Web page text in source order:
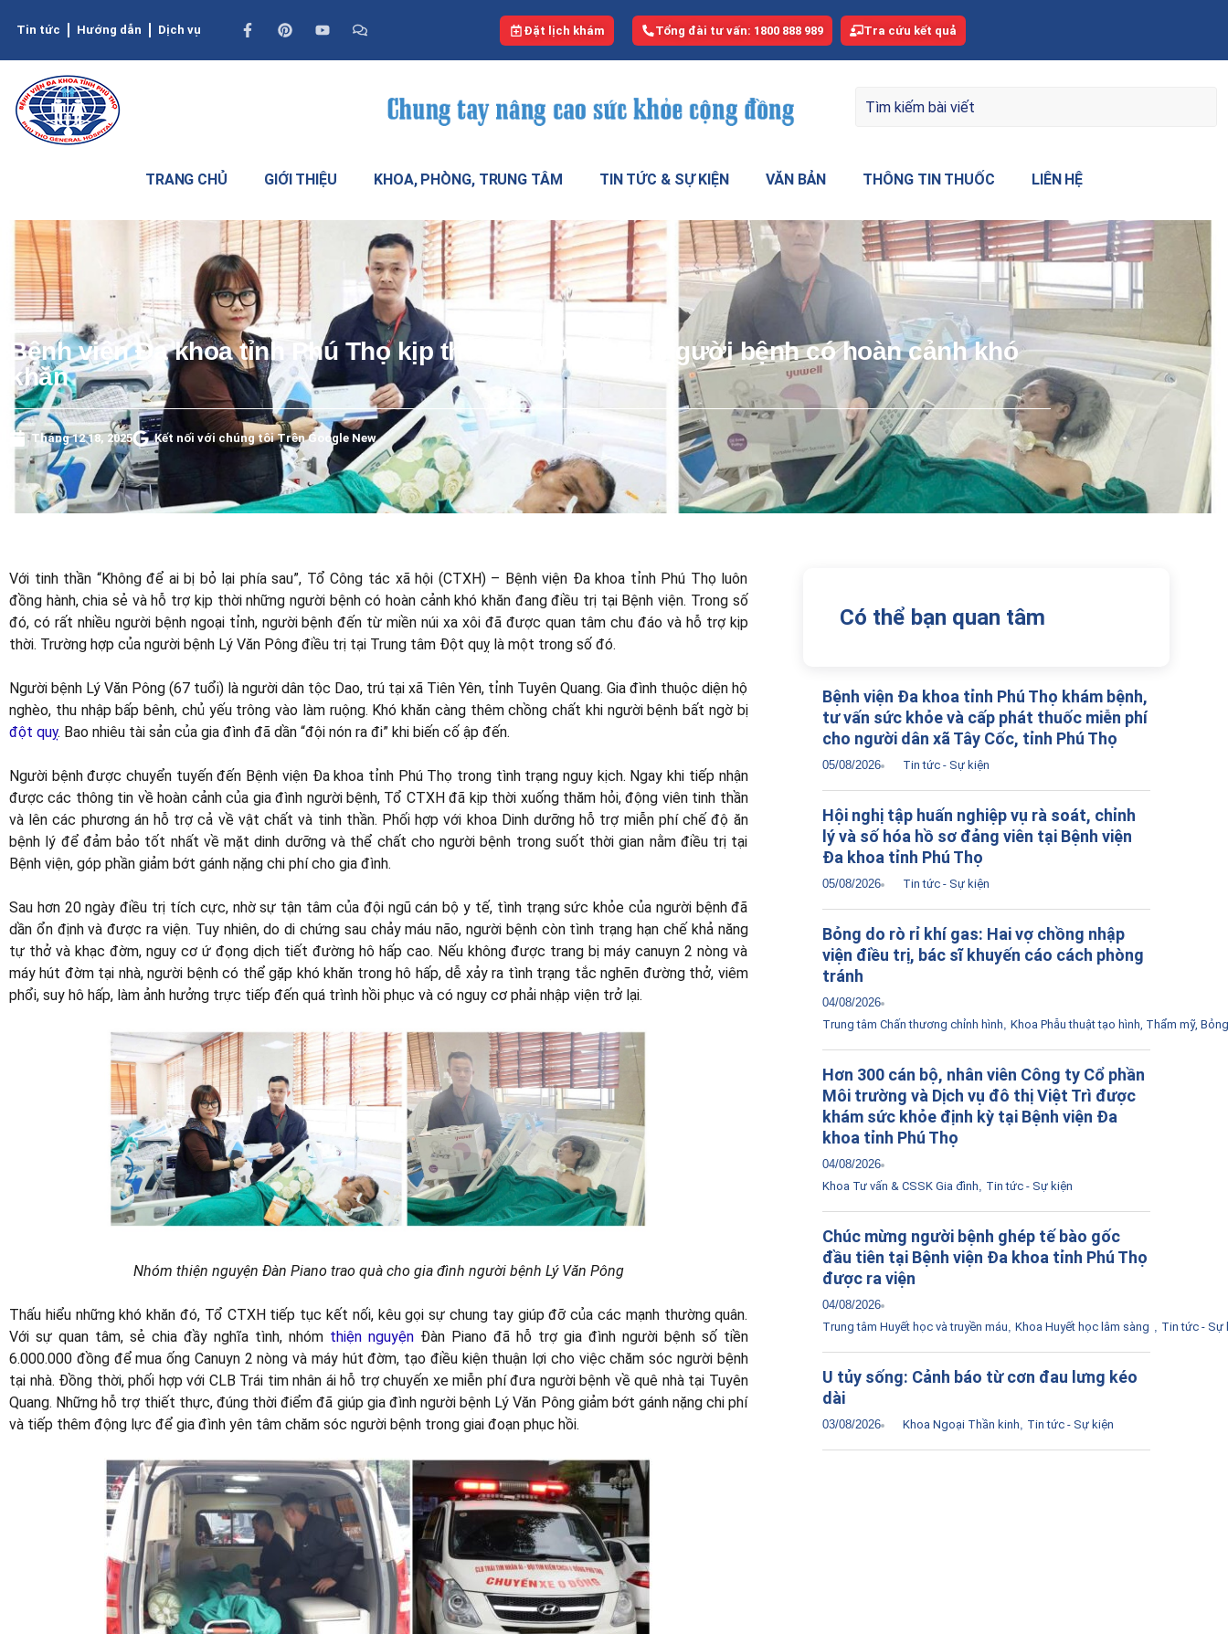
Tin tức Hướng dẫn Dịch vụ Đặt lịch khám Tổng đài tư vấn: 1800 888 989 Tra cứu kết quả
TRANG CHỦ GIỚI THIỆU KHOA, PHÒNG, TRUNG TÂM TIN TỨC & SỰ KIỆN VĂN BẢN THÔNG TIN THUỐC LIÊN HỆ
Bệnh viện Đa khoa tỉnh Phú Thọ kịp thời kết nối hỗ trợ người bệnh có hoàn cảnh khó
khăn
Tháng 12 18, 2025 Kết nối với chúng tôi Trên Google New
Với tinh thần “Không để ai bị bỏ lại phía sau”, Tổ Công tác xã hội (CTXH) – Bệnh viện Đa khoa tỉnh Phú Thọ luôn
đồng hành, chia sẻ và hỗ trợ kịp thời những người bệnh có hoàn cảnh khó khăn đang điều trị tại Bệnh viện. Trong số
đó, có rất nhiều người bệnh ngoại tỉnh, người bệnh đến từ miền núi xa xôi đã được quan tâm chu đáo và hỗ trợ kịp
thời. Trường hợp của người bệnh Lý Văn Pông điều trị tại Trung tâm Đột quỵ là một trong số đó.
Người bệnh Lý Văn Pông (67 tuổi) là người dân tộc Dao, trú tại xã Tiên Yên, tỉnh Tuyên Quang. Gia đình thuộc diện hộ
nghèo, thu nhập bấp bênh, chủ yếu trông vào làm ruộng. Khó khăn càng thêm chồng chất khi người bệnh bất ngờ bị
đột quỵ. Bao nhiêu tài sản của gia đình đã dần “đội nón ra đi” khi biến cố ập đến.
Người bệnh được chuyển tuyến đến Bệnh viện Đa khoa tỉnh Phú Thọ trong tình trạng nguy kịch. Ngay khi tiếp nhận
được các thông tin về hoàn cảnh của gia đình người bệnh, Tổ CTXH đã kịp thời xuống thăm hỏi, động viên tinh thần
và lên các phương án hỗ trợ cả về vật chất và tinh thần. Phối hợp với khoa Dinh dưỡng hỗ trợ miễn phí chế độ ăn
bệnh lý để đảm bảo tốt nhất về mặt dinh dưỡng và thể chất cho người bệnh trong suốt thời gian nằm điều trị tại
Bệnh viện, góp phần giảm bớt gánh nặng chi phí cho gia đình.
Sau hơn 20 ngày điều trị tích cực, nhờ sự tận tâm của đội ngũ cán bộ y tế, tình trạng sức khỏe của người bệnh đã
dần ổn định và được ra viện. Tuy nhiên, do di chứng sau chảy máu não, người bệnh còn tình trạng hạn chế khả năng
tự thở và khạc đờm, nguy cơ ứ đọng dịch tiết đường hô hấp cao. Nếu không được trang bị máy canuyn 2 nòng và
máy hút đờm tại nhà, người bệnh có thể gặp khó khăn trong hô hấp, dễ xảy ra tình trạng tắc nghẽn đường thở, viêm
phổi, suy hô hấp, làm ảnh hưởng trực tiếp đến quá trình hồi phục và có nguy cơ phải nhập viện trở lại.
Nhóm thiện nguyện Đàn Piano trao quà cho gia đình người bệnh Lý Văn Pông
Thấu hiểu những khó khăn đó, Tổ CTXH tiếp tục kết nối, kêu gọi sự chung tay giúp đỡ của các mạnh thường quân.
Với sự quan tâm, sẻ chia đầy nghĩa tình, nhóm thiện nguyệnĐàn Piano đã hỗ trợ gia đình người bệnh số tiền
6.000.000 đồng để mua ống Canuyn 2 nòng và máy hút đờm, tạo điều kiện thuận lợi cho việc chăm sóc người bệnh
tại nhà. Đồng thời, phối hợp với CLB Trái tim nhân ái hỗ trợ chuyến xe miễn phí đưa người bệnh về quê nhà tại Tuyên
Quang. Những hỗ trợ thiết thực, đúng thời điểm đã giúp gia đình người bệnh Lý Văn Pông giảm bớt gánh nặng chi phí
và tiếp thêm động lực để gia đình yên tâm chăm sóc người bệnh trong giai đoạn phục hồi.
Có thể bạn quan tâm
Bệnh viện Đa khoa tỉnh Phú Thọ khám bệnh,
tư vấn sức khỏe và cấp phát thuốc miễn phí
cho người dân xã Tây Cốc, tỉnh Phú Thọ
05/08/2026 Tin tức - Sự kiện
Hội nghị tập huấn nghiệp vụ rà soát, chỉnh
lý và số hóa hồ sơ đảng viên tại Bệnh viện
Đa khoa tỉnh Phú Thọ
05/08/2026 Tin tức - Sự kiện
Bỏng do rò rỉ khí gas: Hai vợ chồng nhập
viện điều trị, bác sĩ khuyến cáo cách phòng
tránh
04/08/2026
Trung tâm Chấn thương chỉnh hình, Khoa Phẫu thuật tạo hình, Thẩm mỹ, Bỏng
Hơn 300 cán bộ, nhân viên Công ty Cổ phần
Môi trường và Dịch vụ đô thị Việt Trì được
khám sức khỏe định kỳ tại Bệnh viện Đa
khoa tỉnh Phú Thọ
04/08/2026
Khoa Tư vấn & CSSK Gia đình, Tin tức - Sự kiện
Chúc mừng người bệnh ghép tế bào gốc
đầu tiên tại Bệnh viện Đa khoa tỉnh Phú Thọ
được ra viện
04/08/2026
Trung tâm Huyết học và truyền máu, Khoa Huyết học lâm sàng , Tin tức - Sự
U tủy sống: Cảnh báo từ cơn đau lưng kéo
dài
03/08/2026 Khoa Ngoại Thần kinh, Tin tức - Sự kiện